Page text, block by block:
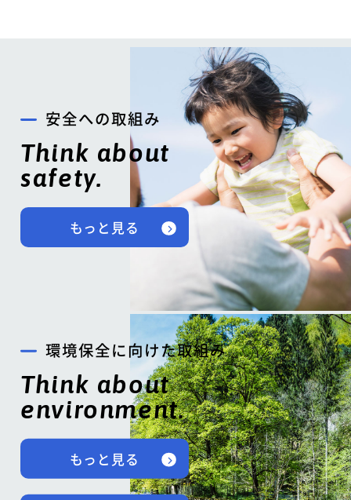
安全への取組み
Think about
safety.
もっと見る
環境保全に向けた取組み
Think about
environment.
もっと見る